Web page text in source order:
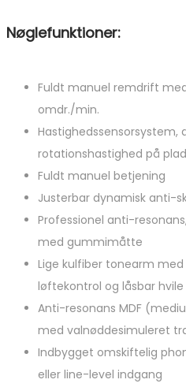
Nøglefunktioner:
Fuldt manuel remdrift
omdr./min.
Hastighedssensorsystem,
rotationshastighed på
Fuldt manuel betjening
Justerbar dynamisk anti-
Professionel anti-
med gummimåtte
Lige kulfiber tonearm
løftekontrol og låsbar hvile
Anti-resonans MDF
med valnøddesimuleret
Indbygget omskiftelig
eller line-level indgang